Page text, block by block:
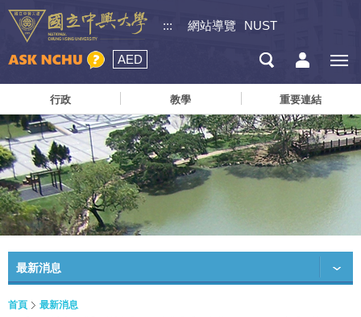
::: 網站導覽 NUST
AED
行政 教學 重要連結
最新消息
首頁
最新消息